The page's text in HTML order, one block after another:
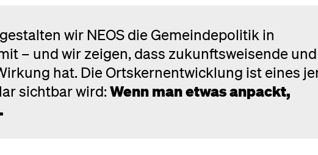
wir NEOS die Gemeindepolitik in
– und wir zeigen, dass zukunftsweisende und
hat. Die Ortskernentwicklung ist eines
sichtbar wird:Wenn man etwas anpackt,